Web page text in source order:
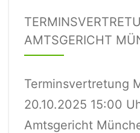
AMTSGERICHT
Terminsvertretung
20.10.2025 15:00
Amtsgericht